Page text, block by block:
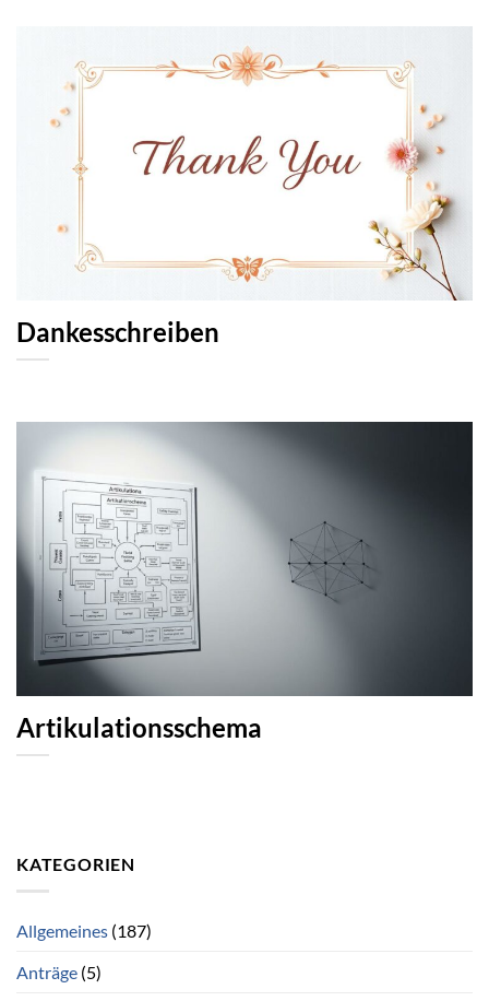
Dankesschreiben
Artikulationsschema
KATEGORIEN
Allgemeines (187)
Anträge (5)